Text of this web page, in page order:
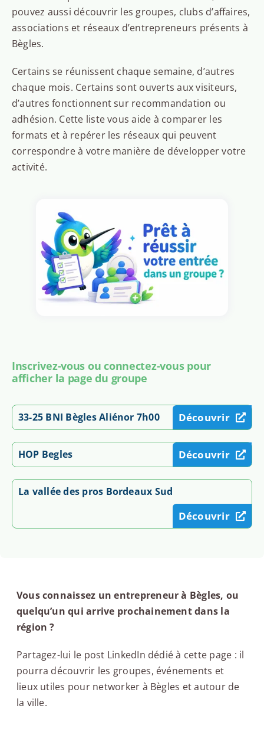
pouvez aussi découvrir les groupes, clubs d’affaires,
associations et réseaux d’entrepreneurs présents à
Bègles.
Certains se réunissent chaque semaine, d’autres
chaque mois. Certains sont ouverts aux visiteurs,
d’autres fonctionnent sur recommandation ou
adhésion. Cette liste vous aide à comparer les
formats et à repérer les réseaux qui peuvent
correspondre à votre manière de développer votre
activité.
Inscrivez-vous ou connectez-vous pour
afficher la page du groupe
33-25 BNI Bègles Aliénor 7h00 Découvrir
HOP Begles Découvrir
La vallée des pros Bordeaux Sud
Découvrir
Vous connaissez un entrepreneur à Bègles, ou
quelqu’un qui arrive prochainement dans la
région ?
Partagez-lui le post LinkedIn dédié à cette page : il
pourra découvrir les groupes, événements et
lieux utiles pour networker à Bègles et autour de
la ville.